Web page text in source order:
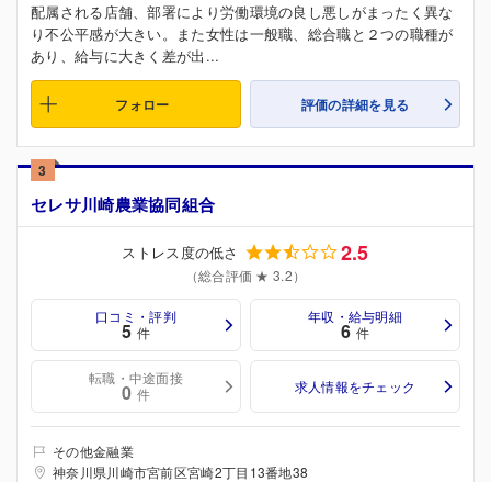
配属される店舗、部署により労働環境の良し悪しがまったく異な
り不公平感が大きい。また女性は一般職、総合職と２つの職種が
あり、給与に大きく差が出...
フォロー 評価の詳細を見る
3
セレサ川崎農業協同組合
ストレス度の低さ 2.5
（総合評価 ★ 3.2）
口コミ・評判
5 件
年収・給与明細
6 件
転職・中途面接
0 件 求人情報をチェック
その他金融業
神奈川県川崎市宮前区宮崎2丁目13番地38